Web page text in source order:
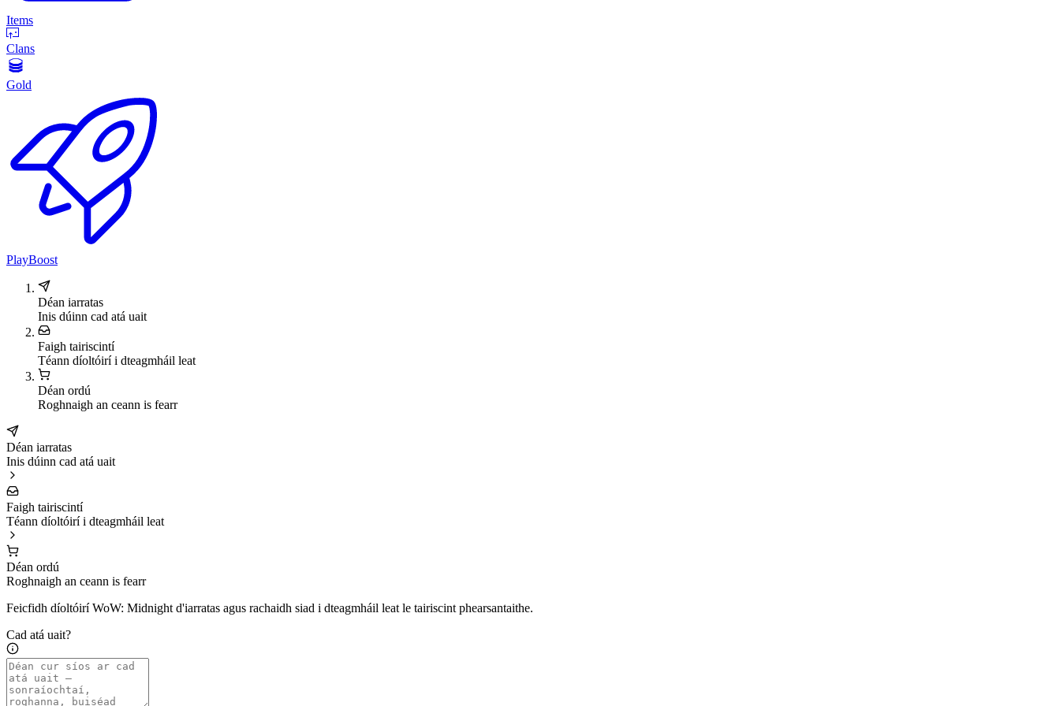
Items
Clans
Gold
PlayBoost
Déan iarratas
Inis dúinn cad atá uait
Faigh tairiscintí
Téann díoltóirí i dteagmháil leat
Déan ordú
Roghnaigh an ceann is fearr
Déan iarratas
Inis dúinn cad atá uait
Faigh tairiscintí
Téann díoltóirí i dteagmháil leat
Déan ordú
Roghnaigh an ceann is fearr
Feicfidh díoltóirí WoW: Midnight d'iarratas agus rachaidh siad i dteagmháil leat le tairiscint phearsantaithe.
Cad atá uait?